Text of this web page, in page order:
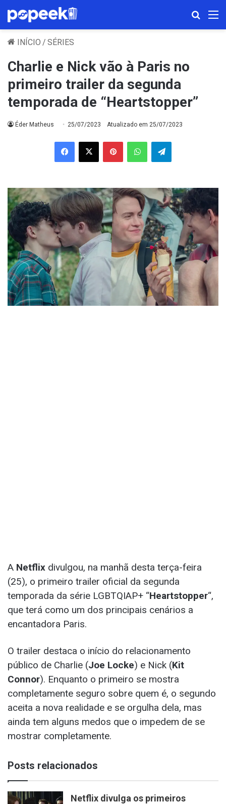
INÍCIO / SÉRIES
Charlie e Nick vão à Paris no
primeiro trailer da segunda
temporada de “Heartstopper”
Éder Matheus 25/07/2023 Atualizado em 25/07/2023
Facebook
X PinterestWhatsAppTelegram
A Netflix divulgou, na manhã desta terça-feira
(25), o primeiro trailer oficial da segunda
temporada da série LGBTQIAP+ “Heartstopper“,
que terá como um dos principais cenários a
encantadora Paris.
O trailer destaca o início do relacionamento
público de Charlie (Joe Locke) e Nick (Kit
Connor). Enquanto o primeiro se mostra
completamente seguro sobre quem é, o segundo
aceita a nova realidade e se orgulha dela, mas
ainda tem alguns medos que o impedem de se
mostrar completamente.
Posts relacionados
Netflix divulga os primeiros